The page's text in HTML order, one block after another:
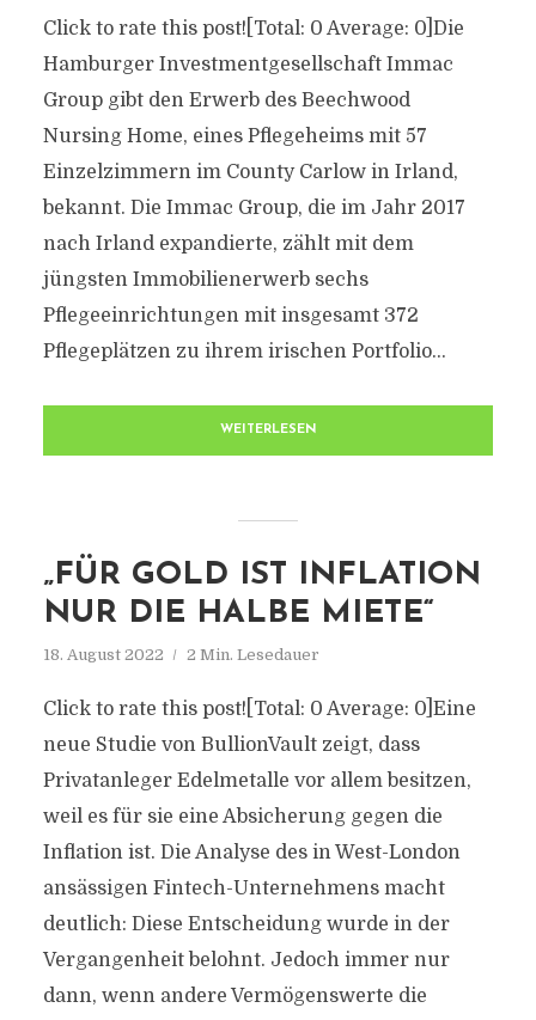
Click to rate this post![Total: 0 Average: 0]Die
Hamburger Investmentgesellschaft Immac
Group gibt den Erwerb des Beechwood
Nursing Home, eines Pflegeheims mit 57
Einzelzimmern im County Carlow in Irland,
bekannt. Die Immac Group, die im Jahr 2017
nach Irland expandierte, zählt mit dem
jüngsten Immobilienerwerb sechs
Pflegeeinrichtungen mit insgesamt 372
Pflegeplätzen zu ihrem irischen Portfolio...
WEITERLESEN
„FÜR GOLD IST INFLATION
NUR DIE HALBE MIETE“
18. August 2022 2 Min. Lesedauer
Click to rate this post![Total: 0 Average: 0]Eine
neue Studie von BullionVault zeigt, dass
Privatanleger Edelmetalle vor allem besitzen,
weil es für sie eine Absicherung gegen die
Inflation ist. Die Analyse des in West-London
ansässigen Fintech-Unternehmens macht
deutlich: Diese Entscheidung wurde in der
Vergangenheit belohnt. Jedoch immer nur
dann, wenn andere Vermögenswerte die